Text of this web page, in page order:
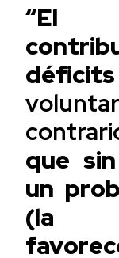
“El
que
un
(la